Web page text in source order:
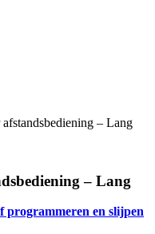
– Lang
– Lang
programmeren en slijpen